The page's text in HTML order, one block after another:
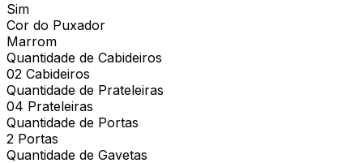
Sim
Cor do Puxador
Marrom
Quantidade de Cabideiros
02 Cabideiros
Quantidade de Prateleiras
04 Prateleiras
Quantidade de Portas
2 Portas
Quantidade de Gavetas